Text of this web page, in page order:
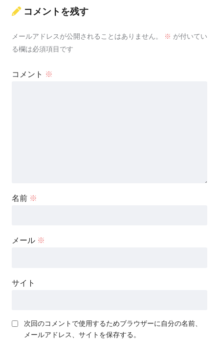
コメントを残す
メールアドレスが公開されることはありません。 ※ が付いてい
る欄は必須項目です
コメント ※
名前 ※
メール ※
サイト
次回のコメントで使用するためブラウザーに自分の名前、
メールアドレス、サイトを保存する。